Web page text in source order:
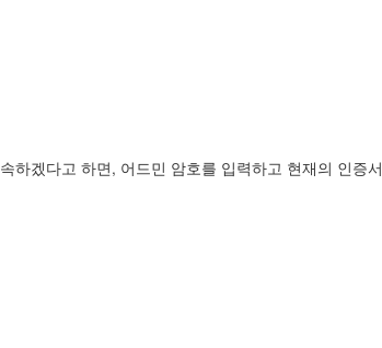
하겠다고 하면, 어드민 암호를 입력하고 현재의 인증서